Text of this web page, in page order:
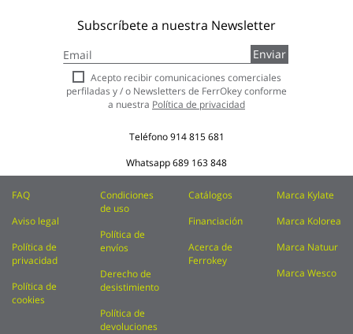
Subscríbete a nuestra Newsletter
a
nuestro
boletín
de
Enviar
Acepto recibir comunicaciones comerciales
perfiladas y / o Newsletters de FerrOkey conforme
a nuestra Política de privacidad
Teléfono914 815 681
Whatsapp689 163 848
FAQ
Aviso legal
Política de
privacidad
Política de
cookies
Condiciones
de uso
Política de
envíos
Derecho de
desistimiento
Política de
devoluciones
Catálogos
Financiación
Acerca de
Ferrokey
Marca Kylate
Marca Kolorea
Marca Natuur
Marca Wesco